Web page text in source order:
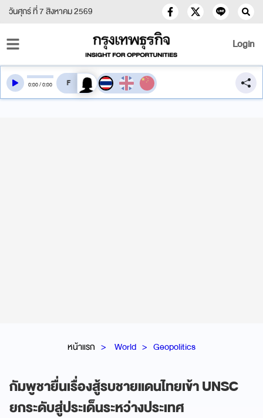
วันศุกร์ ที่ 7 สิงหาคม 2569
Login
หน้าแรก World Geopolitics
กัมพูชายื่นเรื่องสู้รบชายแดนไทยเข้า UNSC
ยกระดับสู่ประเด็นระหว่างประเทศ
0:00/0:00 สลับเสียงอ่าน